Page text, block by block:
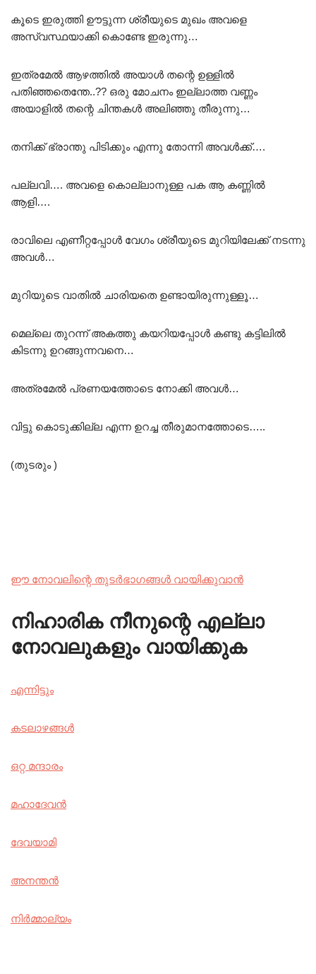
കൂടെ ഇരുത്തി ഊട്ടുന്ന ശ്രീയുടെ മുഖം അവളെ
അസ്വസ്ഥയാക്കി കൊണ്ടേ ഇരുന്നു…
ഇത്രമേൽ ആഴത്തിൽ അയാൾ തന്റെ ഉള്ളിൽ
പതിഞ്ഞതെന്തേ..?? ഒരു മോചനം ഇല്ലാത്ത വണ്ണം
അയാളിൽ തന്റെ ചിന്തകൾ അലിഞ്ഞു തീരുന്നു…
തനിക്ക് ഭ്രാന്തു പിടിക്കും എന്നു തോന്നി അവൾക്ക്….
പല്ലവി…. അവളെ കൊല്ലാനുള്ള പക ആ കണ്ണിൽ
ആളി….
രാവിലെ എണീറ്റപ്പോൾ വേഗം ശ്രീയുടെ മുറിയിലേക്ക് നടന്നു
അവൾ…
മുറിയുടെ വാതിൽ ചാരിയതെ ഉണ്ടായിരുന്നുള്ളൂ…
മെല്ലെ തുറന്ന് അകത്തു കയറിയപ്പോൾ കണ്ടു കട്ടിലിൽ
കിടന്നു ഉറങ്ങുന്നവനെ…
അത്രമേൽ പ്രണയത്തോടെ നോക്കി അവൾ…
വിട്ടു കൊടുക്കില്ല എന്ന ഉറച്ച തീരുമാനത്തോടെ…..
(തുടരും )
ഈ നോവലിന്റെ തുടർഭാഗങ്ങൾ വായിക്കുവാൻ
നിഹാരിക നീനുന്റെ എല്ലാ
നോവലുകളും വായിക്കുക
എന്നിട്ടും
കടലാഴങ്ങൾ
ഒറ്റ മന്ദാരം
മഹാദേവൻ
ദേവയാമി
അനന്തൻ
നിർമ്മാല്യം